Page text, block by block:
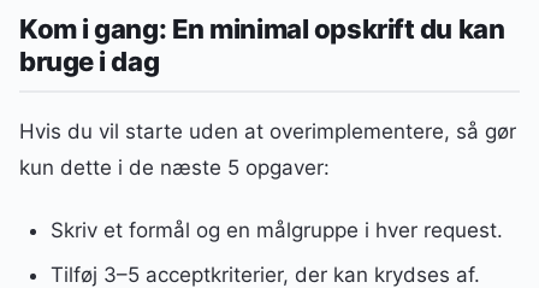
Kom i gang: En minimal opskrift du kan
bruge i dag
Hvis du vil starte uden at overimplementere, så gør
kun dette i de næste 5 opgaver:
Skriv et formål og en målgruppe i hver request.
Tilføj 3–5 acceptkriterier, der kan krydses af.